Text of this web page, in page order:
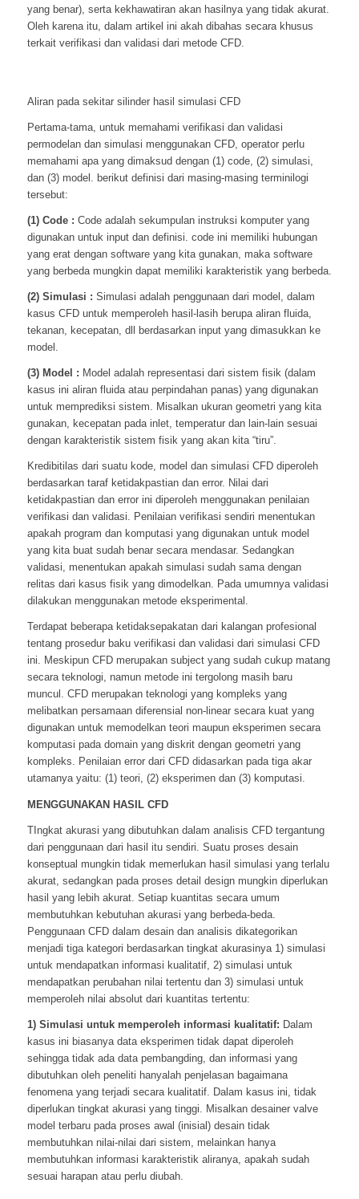
yang benar), serta kekhawatiran akan hasilnya yang tidak akurat.
Oleh karena itu, dalam artikel ini akah dibahas secara khusus
terkait verifikasi dan validasi dari metode CFD.
Aliran pada sekitar silinder hasil simulasi CFD
Pertama-tama, untuk memahami verifikasi dan validasi
permodelan dan simulasi menggunakan CFD, operator perlu
memahami apa yang dimaksud dengan (1) code, (2) simulasi,
dan (3) model. berikut definisi dari masing-masing terminilogi
tersebut:
(1) Code : Code adalah sekumpulan instruksi komputer yang
digunakan untuk input dan definisi. code ini memiliki hubungan
yang erat dengan software yang kita gunakan, maka software
yang berbeda mungkin dapat memiliki karakteristik yang berbeda.
(2) Simulasi : Simulasi adalah penggunaan dari model, dalam
kasus CFD untuk memperoleh hasil-lasih berupa aliran fluida,
tekanan, kecepatan, dll berdasarkan input yang dimasukkan ke
model.
(3) Model : Model adalah representasi dari sistem fisik (dalam
kasus ini aliran fluida atau perpindahan panas) yang digunakan
untuk memprediksi sistem. Misalkan ukuran geometri yang kita
gunakan, kecepatan pada inlet, temperatur dan lain-lain sesuai
dengan karakteristik sistem fisik yang akan kita “tiru”.
Kredibitilas dari suatu kode, model dan simulasi CFD diperoleh
berdasarkan taraf ketidakpastian dan error. Nilai dari
ketidakpastian dan error ini diperoleh menggunakan penilaian
verifikasi dan validasi. Penilaian verifikasi sendiri menentukan
apakah program dan komputasi yang digunakan untuk model
yang kita buat sudah benar secara mendasar. Sedangkan
validasi, menentukan apakah simulasi sudah sama dengan
relitas dari kasus fisik yang dimodelkan. Pada umumnya validasi
dilakukan menggunakan metode eksperimental.
Terdapat beberapa ketidaksepakatan dari kalangan profesional
tentang prosedur baku verifikasi dan validasi dari simulasi CFD
ini. Meskipun CFD merupakan subject yang sudah cukup matang
secara teknologi, namun metode ini tergolong masih baru
muncul. CFD merupakan teknologi yang kompleks yang
melibatkan persamaan diferensial non-linear secara kuat yang
digunakan untuk memodelkan teori maupun eksperimen secara
komputasi pada domain yang diskrit dengan geometri yang
kompleks. Penilaian error dari CFD didasarkan pada tiga akar
utamanya yaitu: (1) teori, (2) eksperimen dan (3) komputasi.
MENGGUNAKAN HASIL CFD
TIngkat akurasi yang dibutuhkan dalam analisis CFD tergantung
dari penggunaan dari hasil itu sendiri. Suatu proses desain
konseptual mungkin tidak memerlukan hasil simulasi yang terlalu
akurat, sedangkan pada proses detail design mungkin diperlukan
hasil yang lebih akurat. Setiap kuantitas secara umum
membutuhkan kebutuhan akurasi yang berbeda-beda.
Penggunaan CFD dalam desain dan analisis dikategorikan
menjadi tiga kategori berdasarkan tingkat akurasinya 1) simulasi
untuk mendapatkan informasi kualitatif, 2) simulasi untuk
mendapatkan perubahan nilai tertentu dan 3) simulasi untuk
memperoleh nilai absolut dari kuantitas tertentu:
1) Simulasi untuk memperoleh informasi kualitatif: Dalam
kasus ini biasanya data eksperimen tidak dapat diperoleh
sehingga tidak ada data pembangding, dan informasi yang
dibutuhkan oleh peneliti hanyalah penjelasan bagaimana
fenomena yang terjadi secara kualitatif. Dalam kasus ini, tidak
diperlukan tingkat akurasi yang tinggi. Misalkan desainer valve
model terbaru pada proses awal (inisial) desain tidak
membutuhkan nilai-nilai dari sistem, melainkan hanya
membutuhkan informasi karakteristik aliranya, apakah sudah
sesuai harapan atau perlu diubah.